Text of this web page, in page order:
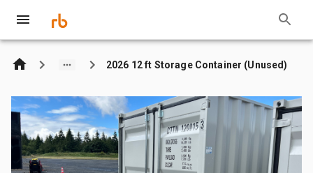
2026 12 ft Storage Container (Unused)